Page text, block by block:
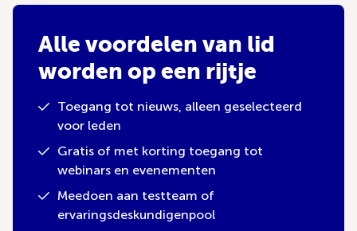
Alle voordelen van lid
worden op een rijtje
Toegang tot nieuws, alleen geselecteerd
voor leden
Gratis of met korting toegang tot
webinars en evenementen
Meedoen aan testteam of
ervaringsdeskundigenpool